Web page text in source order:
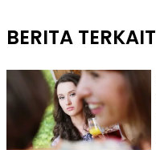
BERITA TERKAIT